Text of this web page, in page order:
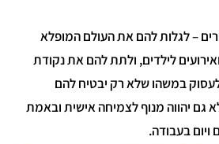
– לגלות להם את העולם המופלא
לילדים, ולתת להם את נקודת
במשהו שלא רק יבטיח להם
גם יהווה מנוף לצמיחה אישית ובאמת
ויום בעבודה.